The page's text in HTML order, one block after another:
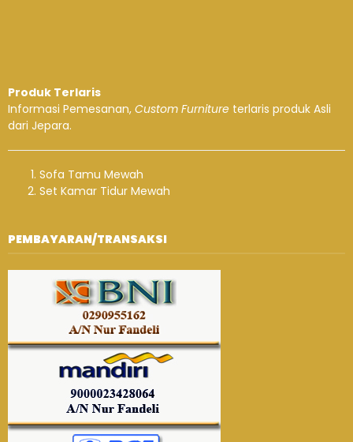
Produk Terlaris
Informasi Pemesanan, Custom Furniture terlaris produk Asli
dari Jepara.
Sofa Tamu Mewah
Set Kamar Tidur Mewah
PEMBAYARAN/TRANSAKSI